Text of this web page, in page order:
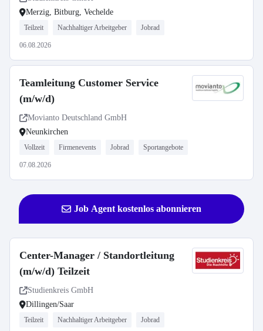
Merzig, Bitburg, Vechelde
Teilzeit Nachhaltiger Arbeitgeber Jobrad
06.08.2026
Teamleitung Customer Service
(m/w/d)
Movianto Deutschland GmbH
Neunkirchen
Vollzeit Firmenevents Jobrad Sportangebote
07.08.2026
Job Agent kostenlos abonnieren
Center-Manager / Standortleitung
(m/w/d) Teilzeit
Studienkreis GmbH
Dillingen/Saar
Teilzeit Nachhaltiger Arbeitgeber Jobrad